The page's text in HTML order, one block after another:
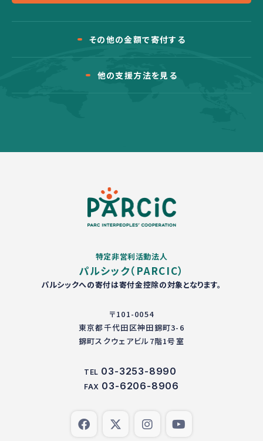
その他の金額で寄付する
他の支援方法を見る
特定非営利活動法人
パルシック（PARCIC）
パルシックへの寄付は寄付金控除の対象となります。
〒101-0054
東京都千代田区神田錦町3-6
錦町スクウェアビル7階1号室
TEL 03-3253-8990
FAX 03-6206-8906